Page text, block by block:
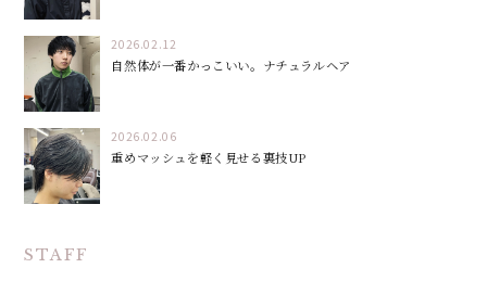
2026.02.12
自然体が一番かっこいい。ナチュラルヘア
2026.02.06
重めマッシュを軽く見せる裏技UP
STAFF